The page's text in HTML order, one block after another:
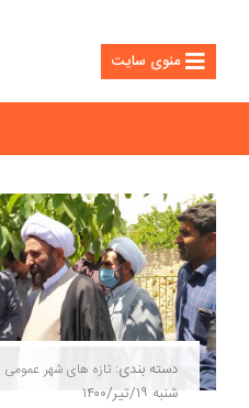
منوی سایت
دسته بندی: تازه های شهر عمومی
شنبه ۱۹/تیر/۱۴۰۰